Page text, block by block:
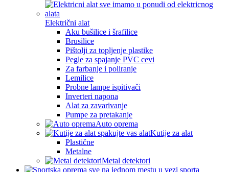
Električni alat
Aku bušilice i šrafilice
Brusilice
Pištolji za topljenje plastike
Pegle za spajanje PVC cevi
Za farbanje i poliranje
Lemilice
Probne lampe ispitivači
Inverteri napona
Alat za zavarivanje
Pumpe za pretakanje
Auto oprema
Kutije za alat
Plastične
Metalne
Metal detektori